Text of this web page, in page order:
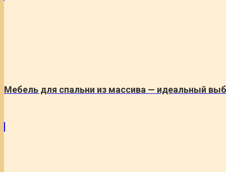
Мебель для спальни из массива — идеальный